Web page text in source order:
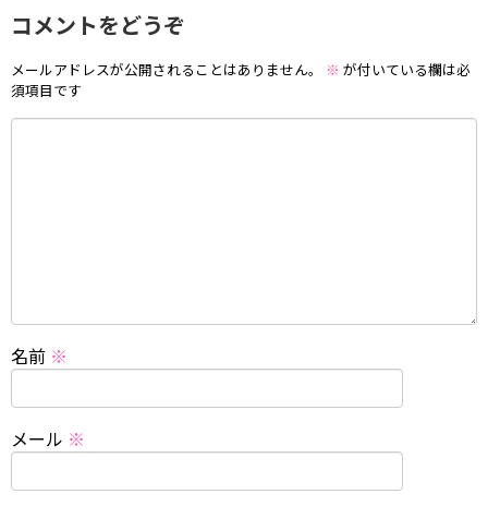
コメントをどうぞ
メールアドレスが公開されることはありません。 ※ が付いている欄は必
須項目です
名前 ※
メール ※